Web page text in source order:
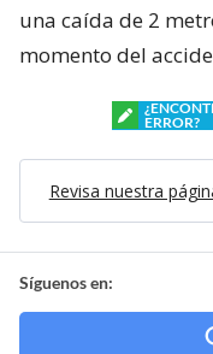
una caída de 2
momento del
ERROR?
Revisa nuestra
Síguenos en: